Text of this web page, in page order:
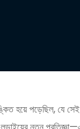
হয়ে পড়েছিল, যে